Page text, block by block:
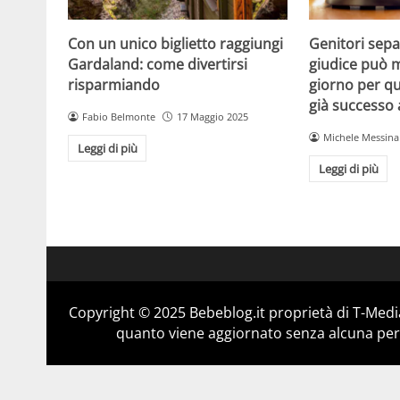
Con un unico biglietto raggiungi
Gardaland: come divertirsi
risparmiando
Fabio Belmonte 17 Maggio 2025
Leggi di più
Genitori
giudice può
giorno per
già successo
Michele Messina
Leggi di più
Copyright © 2025 Bebeblog.it proprietà di T-
quanto viene aggiornato senza alcuna